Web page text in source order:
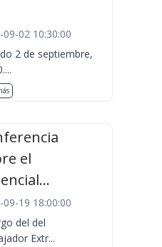
09-02 10:30:00
2 de septiembre,
el
09-19 18:00:00
del del
Extr...